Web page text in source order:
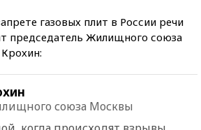
газовых плит в России речи
председатель Жилищного союза
союза Москвы